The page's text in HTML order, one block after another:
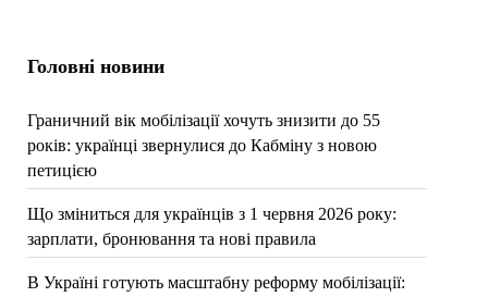
Головні новини
Граничний вік мобілізації хочуть знизити до 55
років: українці звернулися до Кабміну з новою
петицією
Що зміниться для українців з 1 червня 2026 року:
зарплати, бронювання та нові правила
В Україні готують масштабну реформу мобілізації: